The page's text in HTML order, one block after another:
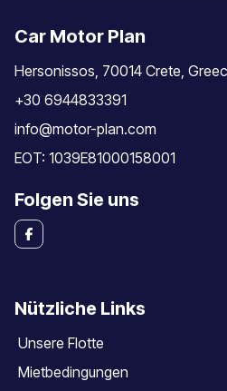
Car Motor Plan
Hersonissos, 70014 Crete,
+30 6944833391
info@motor-plan.com
EOT: 1039E81000158001
Folgen Sie uns
Nützliche Links
Unsere Flotte
Mietbedingungen